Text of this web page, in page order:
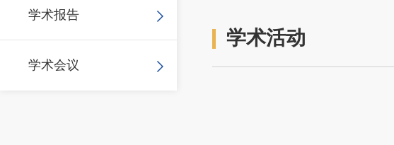
学术报告
学术会议
学术活动